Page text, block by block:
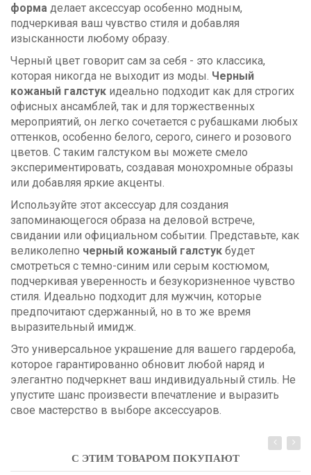
форма делает аксессуар особенно модным,
подчеркивая ваш чувство стиля и добавляя
изысканности любому образу.
Черный цвет говорит сам за себя - это классика,
которая никогда не выходит из моды. Черный
кожаный галстук идеально подходит как для строгих
офисных ансамблей, так и для торжественных
мероприятий, он легко сочетается с рубашками любых
оттенков, особенно белого, серого, синего и розового
цветов. С таким галстуком вы можете смело
экспериментировать, создавая монохромные образы
или добавляя яркие акценты.
Используйте этот аксессуар для создания
запоминающегося образа на деловой встрече,
свидании или официальном событии. Представьте, как
великолепно черный кожаный галстук будет
смотреться с темно-синим или серым костюмом,
подчеркивая уверенность и безукоризненное чувство
стиля. Идеально подходит для мужчин, которые
предпочитают сдержанный, но в то же время
выразительный имидж.
Это универсальное украшение для вашего гардероба,
которое гарантированно обновит любой наряд и
элегантно подчеркнет ваш индивидуальный стиль. Не
упустите шанс произвести впечатление и выразить
свое мастерство в выборе аксессуаров.
С ЭТИМ ТОВАРОМ ПОКУПАЮТ